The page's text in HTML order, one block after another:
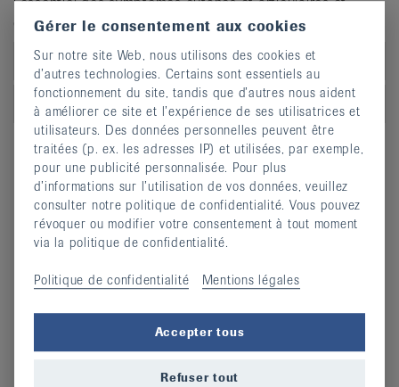
d’empêcher l’érosion des articulations.
Traitement médicamenteux
Autres mesures
Informations complémentaires
Questionnaire arthrite psoriasique
Gérer le consentement aux cookies
Sur notre site Web, nous utilisons des cookies et
d’autres technologies. Certains sont essentiels au
fonctionnement du site, tandis que d’autres nous aident
à améliorer ce site et l’expérience de ses utilisatrices et
utilisateurs. Des données personnelles peuvent être
traitées (p. ex. les adresses IP) et utilisées, par exemple,
pour une publicité personnalisée. Pour plus
d’informations sur l’utilisation de vos données, veuillez
consulter notre politique de confidentialité. Vous pouvez
révoquer ou modifier votre consentement à tout moment
via la politique de confidentialité.
Politique de confidentialité Mentions légales
Accepter tous
Refuser tout